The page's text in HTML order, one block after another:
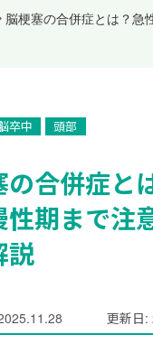
脳梗塞の合併症とは？急
卒中 頭部
の合併症と
性期まで注
説
更新日: